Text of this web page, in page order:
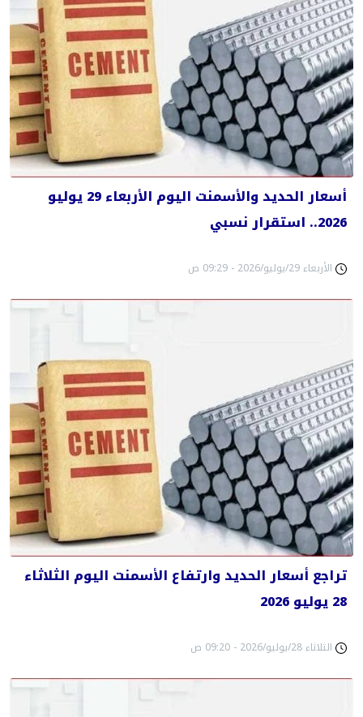
أسعار الحديد والأسمنت اليوم الأربعاء 29 يوليو
2026.. استقرار نسبي
الأربعاء 29/يوليو/2026 - 09:29 ص
تراجع أسعار الحديد وارتفاع الأسمنت اليوم الثلاثاء
28 يوليو 2026
الثلاثاء 28/يوليو/2026 - 09:20 ص